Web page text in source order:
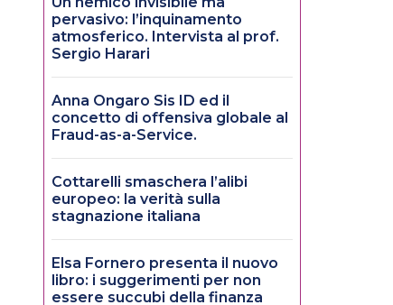
pervasivo: l’inquinamento
atmosferico. Intervista al prof.
Sergio Harari
Anna Ongaro Sis ID ed il
concetto di offensiva globale al
Fraud-as-a-Service.
Cottarelli smaschera l’alibi
europeo: la verità sulla
stagnazione italiana
Elsa Fornero presenta il nuovo
libro: i suggerimenti per non
essere succubi della finanza